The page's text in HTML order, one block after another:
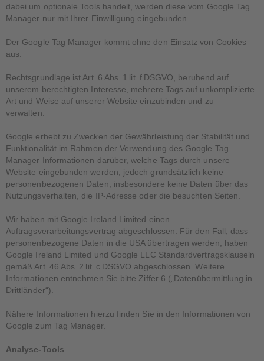
dabei um optionale Tools handelt, werden diese vom Google Tag
Manager nur mit Ihrer Einwilligung eingebunden.
Der Google Tag Manager kommt ohne den Einsatz von Cookies
aus.
Rechtsgrundlage ist Art. 6 Abs. 1 lit. f DSGVO, beruhend auf
unserem berechtigten Interesse, mehrere Tags auf unkomplizierte
Art und Weise auf unserer Website einzubinden und zu
verwalten.
Google erhebt zu Zwecken der Gewährleistung der Stabilität und
Funktionalität im Rahmen der Verwendung des Google Tag
Manager Informationen darüber, welche Tags durch unsere
Website eingebunden werden, jedoch grundsätzlich keine
personenbezogenen Daten, insbesondere keine Daten über das
Nutzungsverhalten, die IP-Adresse oder die besuchten Seiten.
Wir haben mit Google Ireland Limited einen
Auftragsverarbeitungsvertrag abgeschlossen. Für den Fall, dass
personenbezogene Daten in die USA übertragen werden, haben
Google Ireland Limited und Google LLC Standardvertragsklauseln
gemäß Art. 46 Abs. 2 lit. c DSGVO abgeschlossen. Weitere
Informationen entnehmen Sie bitte Ziffer 6 („Datenübermittlung in
Drittländer“).
Nähere Informationen hierzu finden Sie in den Informationen von
Google zum Tag Manager.
Analyse-Tools